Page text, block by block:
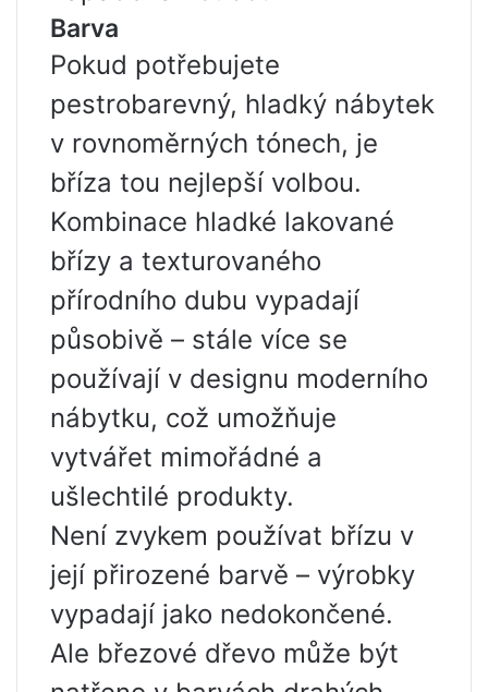
Barva
Pokud potřebujete
pestrobarevný, hladký nábytek
v rovnoměrných tónech, je
bříza tou nejlepší volbou.
Kombinace hladké lakované
břízy a texturovaného
přírodního dubu vypadají
působivě – stále více se
používají v designu moderního
nábytku, což umožňuje
vytvářet mimořádné a
ušlechtilé produkty.
Není zvykem používat břízu v
její přirozené barvě – výrobky
vypadají jako nedokončené.
Ale březové dřevo může být